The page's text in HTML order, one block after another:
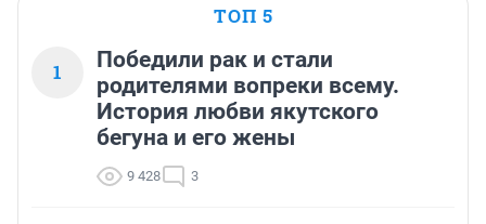
ТОП 5
1
Победили рак и стали
родителями вопреки всему.
История любви якутского
бегуна и его жены
9 428 3